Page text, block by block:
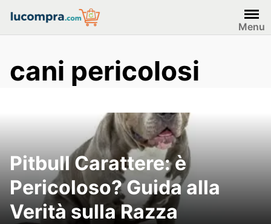
content
Menu
cani pericolosi
Pitbull Carattere: è
Pericoloso? Guida alla
Verità sulla Razza